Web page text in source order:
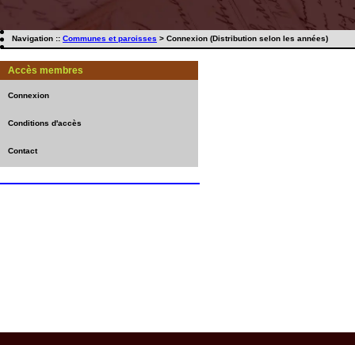
Navigation :: Communes et paroisses > Connexion (Distribution selon les années)
Accès membres
Connexion
Conditions d'accès
Contact